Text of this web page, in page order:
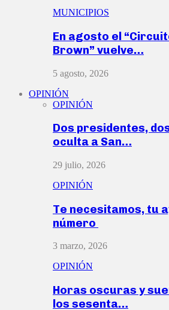
MUNICIPIOS
En agosto el
Brown” vuelve…
5 agosto, 2026
OPINIÓN
OPINIÓN
Dos presidentes,
oculta a San…
29 julio, 2026
OPINIÓN
Te necesitamos, tu
número
3 marzo, 2026
OPINIÓN
Horas oscuras y
los sesenta…